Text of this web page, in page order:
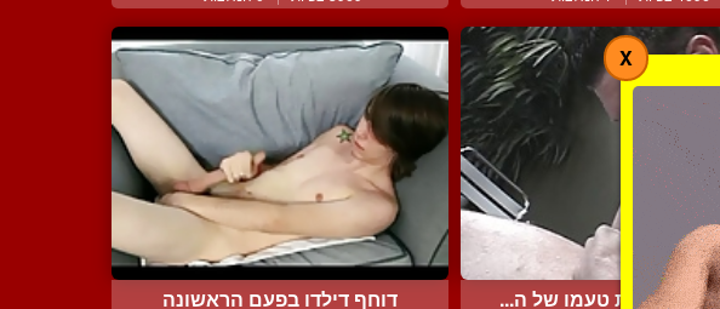
לטעום את טעמו של ה... דוחף דילדו בפעם הראשונה
X